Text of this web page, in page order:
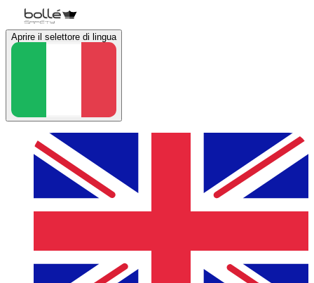
Aprire il selettore di lingua